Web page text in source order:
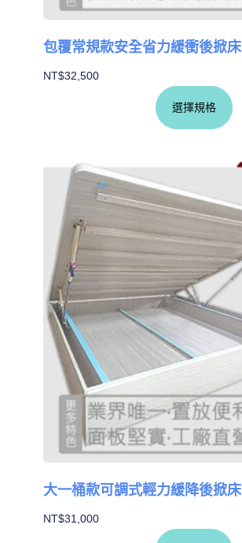
包覆常規款安全省力緩衝後掀床
NT$32,500
選擇規格
大一桶款可調式輕力緩降後掀床
NT$31,000